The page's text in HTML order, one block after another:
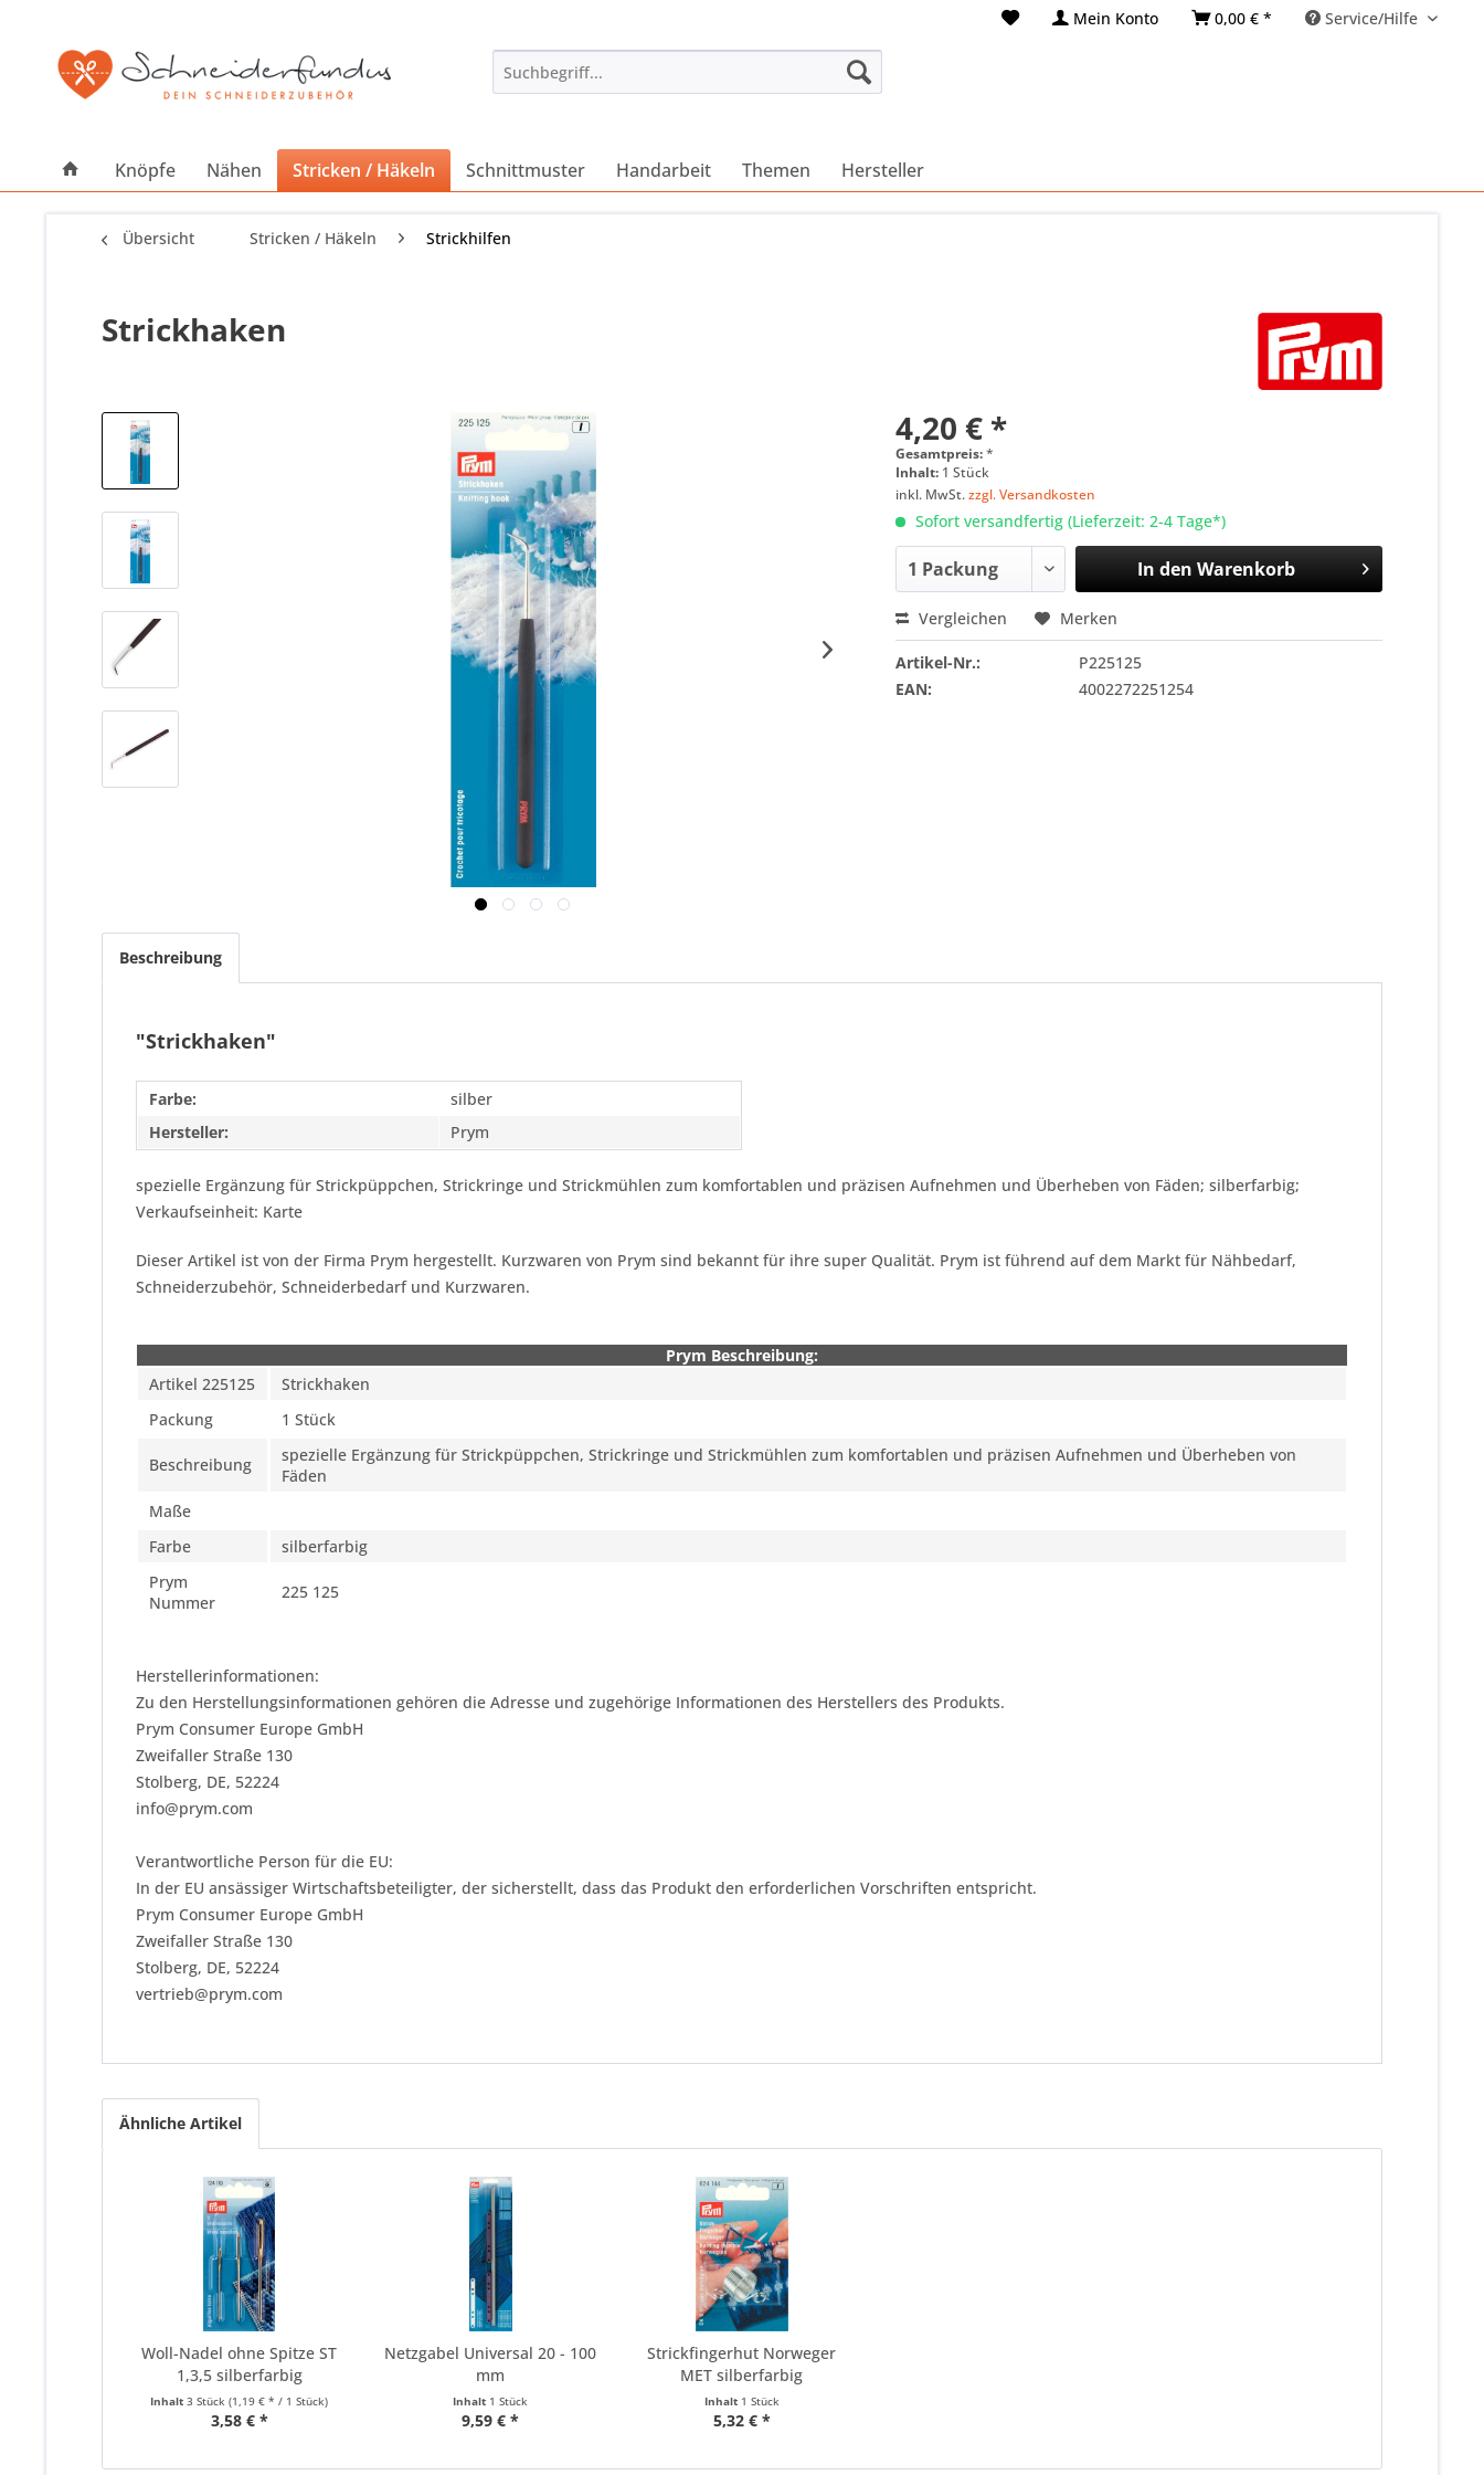
Mein Konto 0,00 € * Service/Hilfe
Knöpfe Nähen Stricken / Häkeln Schnittmuster Handarbeit Themen Hersteller
Übersicht Stricken / Häkeln Strickhilfen
Strickhaken
4,20 € *
Gesamtpreis:*
Inhalt: 1 Stück
inkl. MwSt.zzgl. Versandkosten
Sofort versandfertig (Lieferzeit: 2-4 Tage*)
In den Warenkorb
Vergleichen Merken
Artikel-Nr.:
P225125
EAN:
4002272251254
Beschreibung
"Strickhaken"
Farbe:
silber
Hersteller:
Prym
spezielle Ergänzung für Strickpüppchen, Strickringe und Strickmühlen zum komfortablen und präzisen Aufnehmen und Überheben von Fäden; silberfarbig;
Verkaufseinheit: Karte
Dieser Artikel ist von der Firma Prym hergestellt. Kurzwaren von Prym sind bekannt für ihre super Qualität. Prym ist führend auf dem Markt für Nähbedarf,
Schneiderzubehör, Schneiderbedarf und Kurzwaren.
Prym Beschreibung:
Artikel 225125
Strickhaken
Packung
1 Stück
Beschreibung
spezielle Ergänzung für Strickpüppchen, Strickringe und Strickmühlen zum komfortablen und präzisen Aufnehmen und Überheben von
Fäden
Maße
Farbe
silberfarbig
Prym
Nummer
225 125
Herstellerinformationen:
Zu den Herstellungsinformationen gehören die Adresse und zugehörige Informationen des Herstellers des Produkts.
Prym Consumer Europe GmbH
Zweifaller Straße 130
Stolberg, DE, 52224
info@prym.com
Verantwortliche Person für die EU:
In der EU ansässiger Wirtschaftsbeteiligter, der sicherstellt, dass das Produkt den erforderlichen Vorschriften entspricht.
Prym Consumer Europe GmbH
Zweifaller Straße 130
Stolberg, DE, 52224
vertrieb@prym.com
Ähnliche Artikel
Woll-Nadel ohne Spitze ST
1,3,5 silberfarbig
Inhalt3 Stück(1,19 € * / 1 Stück)
3,58 € *
Netzgabel Universal 20 - 100
mm
Inhalt 1 Stück
9,59 € *
Strickfingerhut Norweger
MET silberfarbig
Inhalt 1 Stück
5,32 € *